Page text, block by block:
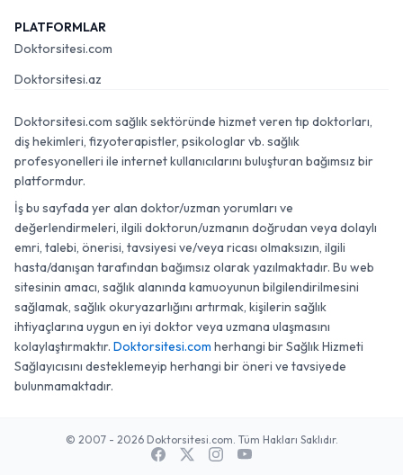
PLATFORMLAR
Doktorsitesi.com
Doktorsitesi.az
Doktorsitesi.com sağlık sektöründe hizmet veren tıp doktorları,
diş hekimleri, fizyoterapistler, psikologlar vb. sağlık
profesyonelleri ile internet kullanıcılarını buluşturan bağımsız bir
platformdur.
İş bu sayfada yer alan doktor/uzman yorumları ve
değerlendirmeleri, ilgili doktorun/uzmanın doğrudan veya dolaylı
emri, talebi, önerisi, tavsiyesi ve/veya ricası olmaksızın, ilgili
hasta/danışan tarafından bağımsız olarak yazılmaktadır. Bu web
sitesinin amacı, sağlık alanında kamuoyunun bilgilendirilmesini
sağlamak, sağlık okuryazarlığını artırmak, kişilerin sağlık
ihtiyaçlarına uygun en iyi doktor veya uzmana ulaşmasını
kolaylaştırmaktır. Doktorsitesi.com herhangi bir Sağlık Hizmeti
Sağlayıcısını desteklemeyip herhangi bir öneri ve tavsiyede
bulunmamaktadır.
© 2007 - 2026 Doktorsitesi.com. Tüm Hakları Saklıdır.